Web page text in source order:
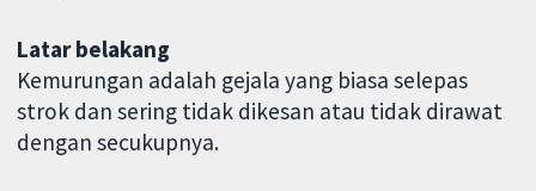
Latar belakang
Kemurungan adalah gejala yang biasa selepas
strok dan sering tidak dikesan atau tidak dirawat
dengan secukupnya.